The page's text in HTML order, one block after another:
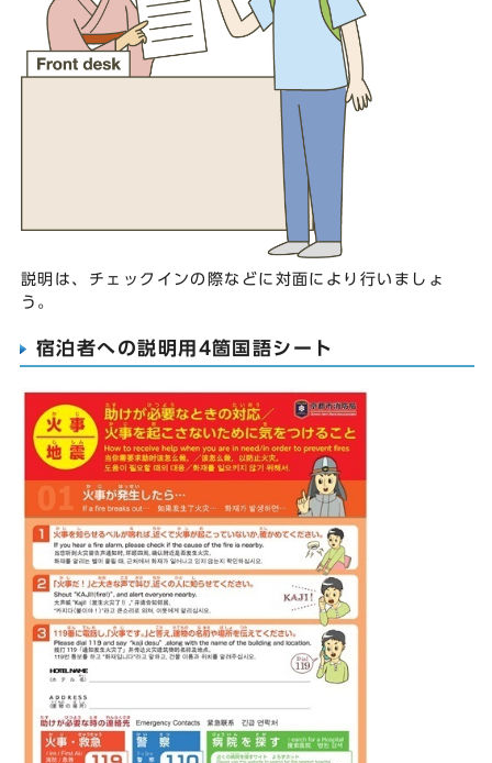
説明は、チェックインの際などに対面により行いましょ
う。
宿泊者への説明用4箇国語シート